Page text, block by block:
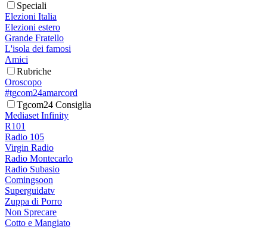
Speciali
Elezioni Italia
Elezioni estero
Grande Fratello
L'isola dei famosi
Amici
Rubriche
Oroscopo
#tgcom24amarcord
Tgcom24 Consiglia
Mediaset Infinity
R101
Radio 105
Virgin Radio
Radio Montecarlo
Radio Subasio
Comingsoon
Superguidatv
Zuppa di Porro
Non Sprecare
Cotto e Mangiato